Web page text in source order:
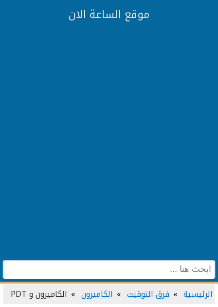
موقع الساعة الان
الرئيسية فرق التوقيت الكاميرون الكاميرون و PDT